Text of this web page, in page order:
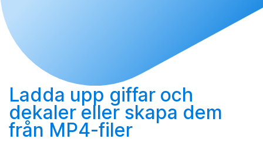
Ladda upp giffar och
dekaler eller skapa dem
från MP4-filer